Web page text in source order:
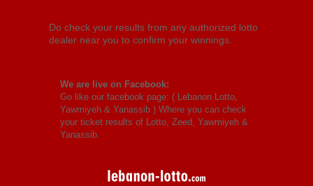
Do check your results from any authorized lotto
dealer near you to confirm your winnings.
We are live on Facebook:
Go like our facebook page: ( Lebanon Lotto,
Yawmiyeh & Yanassib ) Where you can check
your ticket results of Lotto, Zeed, Yawmiyeh &
Yanassib.